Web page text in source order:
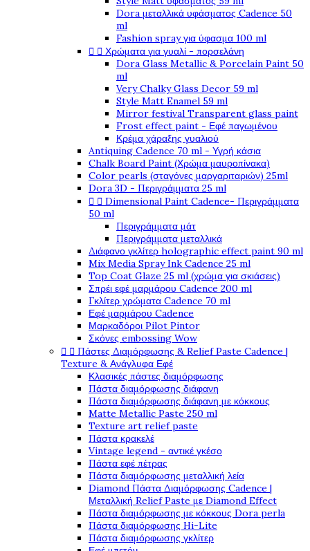
Dora μεταλλικά υφάσματος Cadence 50
ml
Fashion spray για ύφασμα 100 ml
  Χρώματα για γυαλί - πορσελάνη
Dora Glass Metallic & Porcelain Paint 50
ml
Very Chalky Glass Decor 59 ml
Style Matt Enamel 59 ml
Mirror festival Transparent glass paint
Frost effect paint - Εφέ παγωμένου
Κρέμα χάραξης γυαλιού
Antiquing Cadence 70 ml - Υγρή κάσια
Chalk Board Paint (Χρώμα μαυροπίνακα)
Color pearls (σταγόνες μαργαριταριών) 25ml
Dora 3D - Περιγράμματα 25 ml
  Dimensional Paint Cadence- Περιγράμματα
50 ml
Περιγράμματα μάτ
Περιγράμματα μεταλλικά
Διάφανο γκλίτερ holographic effect paint 90 ml
Mix Media Spray Ink Cadence 25 ml
Top Coat Glaze 25 ml (χρώμα για σκιάσεις)
Σπρέι εφέ μαρμάρου Cadence 200 ml
Γκλίτερ χρώματα Cadence 70 ml
Εφέ μαρμάρου Cadence
Μαρκαδόροι Pilot Pintor
Σκόνες embossing Wow
  Πάστες Διαμόρφωσης & Relief Paste Cadence |
Texture & Ανάγλυφα Εφέ
Κλασικές πάστες διαμόρφωσης
Πάστα διαμόρφωσης διάφανη
Πάστα διαμόρφωσης διάφανη με κόκκους
Matte Metallic Paste 250 ml
Texture art relief paste
Πάστα κρακελέ
Vintage legend - αντικέ γκέσο
Πάστα εφέ πέτρας
Πάστα διαμόρφωσης μεταλλική λεία
Diamond Πάστα Διαμόρφωσης Cadence |
Μεταλλική Relief Paste με Diamond Effect
Πάστα διαμόρφωσης με κόκκους Dora perla
Πάστα διαμόρφωσης Hi-Lite
Πάστα διαμόρφωσης γκλίτερ